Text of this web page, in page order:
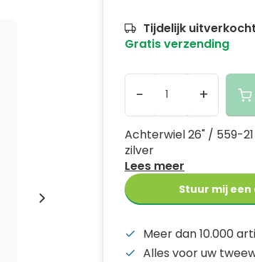
Tijdelijk uitverkocht
Gratis verzending
- +
Achterwiel 26" / 559-
zilver
Lees meer
Stuur mij
Meer dan 10.000
Alles voor uw